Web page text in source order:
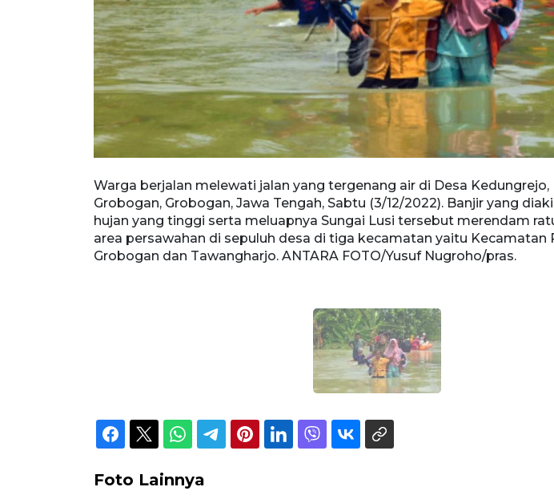
Warga berjalan melewati jalan yang tergenang air di Desa
Grobogan, Grobogan, Jawa Tengah, Sabtu (3/12/2022). Banjir yang
hujan yang tinggi serta meluapnya Sungai Lusi tersebut merendam
area persawahan di sepuluh desa di tiga kecamatan yaitu Kecamatan
Grobogan dan Tawangharjo. ANTARA FOTO/Yusuf Nugroho/pras.
Foto Lainnya